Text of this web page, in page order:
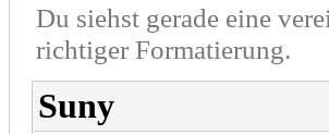
Du siehst gerade eine
richtiger Formatierung.
Suny